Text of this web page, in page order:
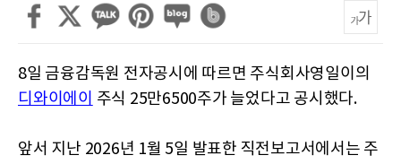
8일 금융감독원 전자공시에 따르면 주식회사영일이의
디와이에이 주식 25만6500주가 늘었다고 공시했다.
앞서 지난 2026년 1월 5일 발표한 직전보고서에서는 주